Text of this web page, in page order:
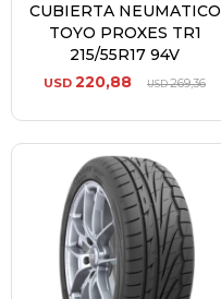
CUBIERTA NEUMATICO
TOYO PROXES TR1
215/55R17 94V
USD 220,88 USD269,36